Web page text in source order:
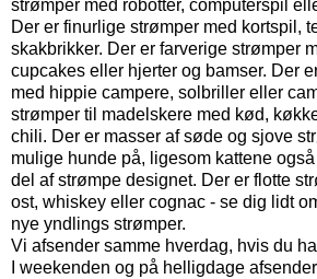
strømper med robotter, computerspil
Der er finurlige strømper med kortspil,
skakbrikker. Der er farverige strømper
cupcakes eller hjerter og bamser. Der
med hippie campere, solbriller eller
strømper til madelskere med kød,
chili. Der er masser af søde og sjove
mulige hunde på, ligesom kattene
del af strømpe designet. Der er flotte
ost, whiskey eller cognac - se dig lidt
nye yndlings strømper.
Vi afsender samme hverdag, hvis du
I weekenden og på helligdage